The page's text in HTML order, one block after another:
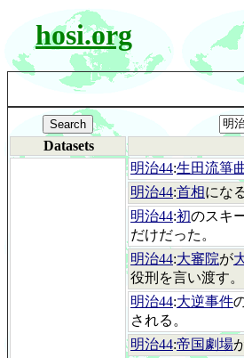
hosi.org
Datasets
明治44:生田流箏
明治44:首相にな
明治44:初のスキ
だけだった。
明治44:大審院が
役刑を言い渡す。
明治44:大逆事件
される。
明治44:帝国劇場